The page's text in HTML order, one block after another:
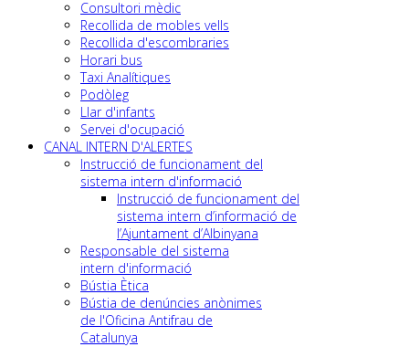
Consultori mèdic
Recollida de mobles vells
Recollida d'escombraries
Horari bus
Taxi Analítiques
Podòleg
Llar d'infants
Servei d'ocupació
CANAL INTERN D'ALERTES
Instrucció de funcionament del
sistema intern d'informació
Instrucció de funcionament del
sistema intern d’informació de
l’Ajuntament d’Albinyana
Responsable del sistema
intern d'informació
Bústia Ètica
Bústia de denúncies anònimes
de l'Oficina Antifrau de
Catalunya